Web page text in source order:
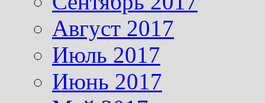
Август 2017
Июль 2017
Июнь 2017